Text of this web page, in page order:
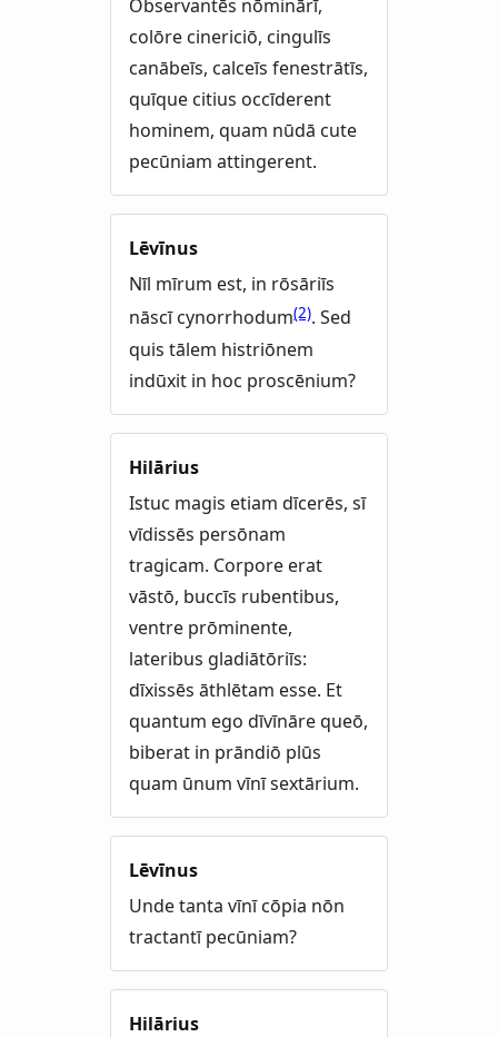
Observantēs nōminārī,
colōre cinericiō, cingulīs
canābeīs, calceīs fenestrātīs,
quīque citius occīderent
hominem, quam nūdā cute
pecūniam attingerent.
Lēvīnus
Nīl mīrum est, in rōsāriīs
nāscī cynorrhodum(2). Sed
quis tālem histriōnem
indūxit in hoc proscēnium?
Hilārius
Istuc magis etiam dīcerēs, sī
vīdissēs persōnam
tragicam. Corpore erat
vāstō, buccīs rubentibus,
ventre prōminente,
lateribus gladiātōriīs:
dīxissēs āthlētam esse. Et
quantum ego dīvīnāre queō,
biberat in prāndiō plūs
quam ūnum vīnī sextārium.
Lēvīnus
Unde tanta vīnī cōpia nōn
tractantī pecūniam?
Hilārius